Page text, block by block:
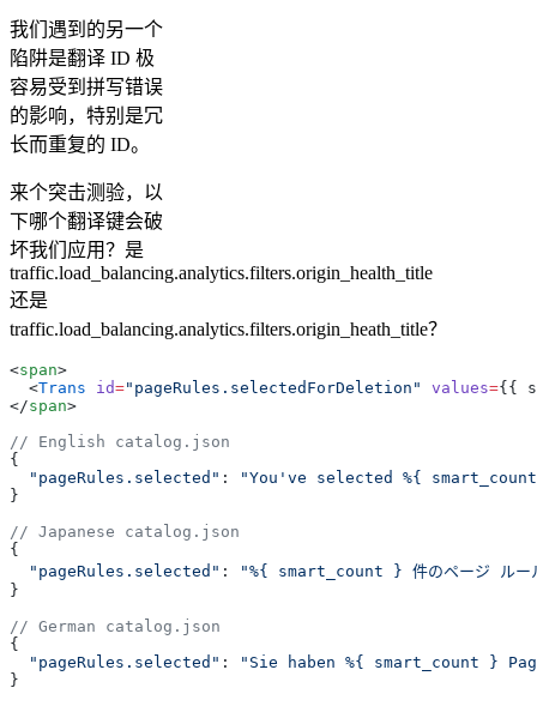
我们遇到的另一个
陷阱是翻译 ID 极
容易受到拼写错误
的影响，特别是冗
长而重复的 ID。
来个突击测验，以
下哪个翻译键会破
坏我们应用？是
traffic.load_balancing.analytics.filters.origin_health_title
还是
traffic.load_balancing.analytics.filters.origin_heath_title？
<span>
  <
Trans id="pageRules.selectedForDeletion" values={ {
</span>
// English catalog.json
{
  "pageRules.selected"
:
"You've selected %{
}
// Japanese catalog.json
{
  "pageRules.selected"
:
"%{ smart_count } 件のページ ルー
}
// German catalog.json
{
  "pageRules.selected"
:
"Sie haben %{ smart_count }
}